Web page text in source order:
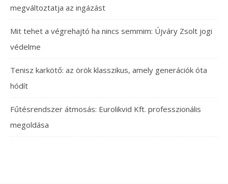
megváltoztatja az ingázást
Mit tehet a végrehajtó ha nincs semmim: Újváry Zsolt jogi
védelme
Tenisz karkötő: az örök klasszikus, amely generációk óta
hódít
Fűtésrendszer átmosás: Eurolikvid Kft. professzionális
megoldása